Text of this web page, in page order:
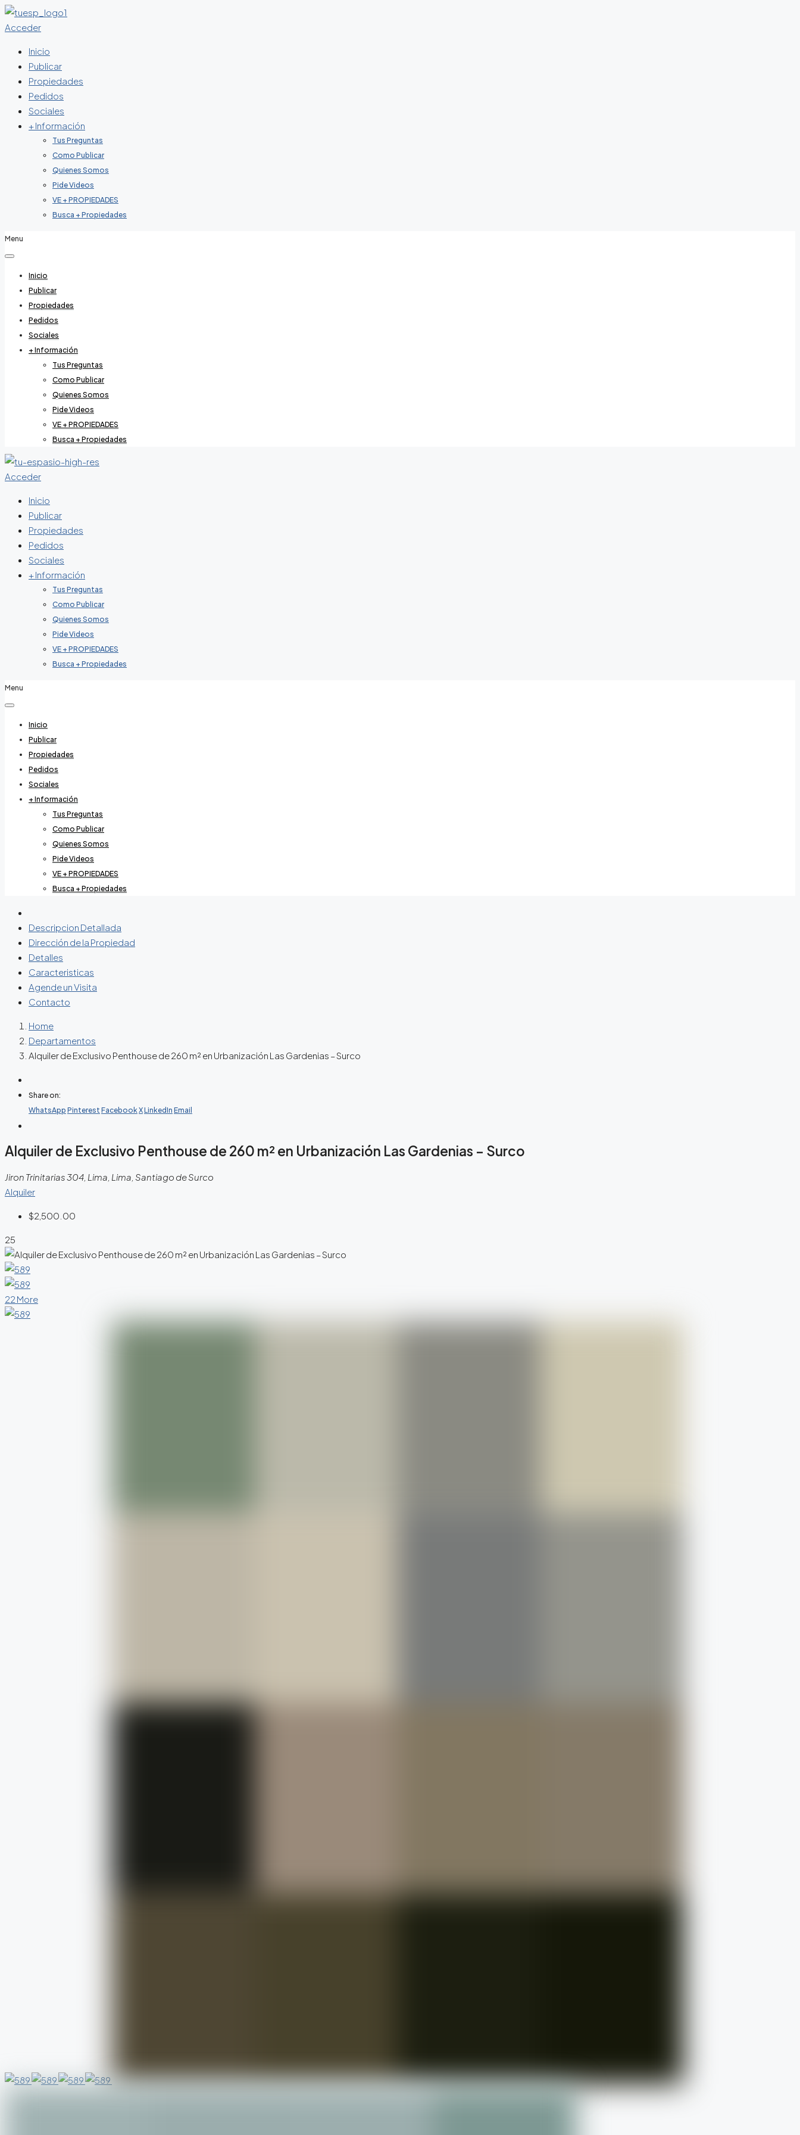
Acceder
Inicio
Publicar
Propiedades
Pedidos
Sociales
+ Información
Tus Preguntas
Como Publicar
Quienes Somos
Pide Videos
VE + PROPIEDADES
Busca + Propiedades
Menu
Inicio
Publicar
Propiedades
Pedidos
Sociales
+ Información
Tus Preguntas
Como Publicar
Quienes Somos
Pide Videos
VE + PROPIEDADES
Busca + Propiedades
Acceder
Inicio
Publicar
Propiedades
Pedidos
Sociales
+ Información
Tus Preguntas
Como Publicar
Quienes Somos
Pide Videos
VE + PROPIEDADES
Busca + Propiedades
Menu
Inicio
Publicar
Propiedades
Pedidos
Sociales
+ Información
Tus Preguntas
Como Publicar
Quienes Somos
Pide Videos
VE + PROPIEDADES
Busca + Propiedades
Descripcion Detallada
Dirección de la Propiedad
Detalles
Caracteristicas
Agende un Visita
Contacto
Home
Departamentos
Alquiler de Exclusivo Penthouse de 260 m² en Urbanización Las Gardenias – Surco
Share on:
WhatsApp Pinterest FacebookXLinkedIn Email
Alquiler de Exclusivo Penthouse de 260 m² en Urbanización Las Gardenias – Surco
Jiron Trinitarias 304, Lima, Lima, Santiago de Surco
Alquiler
$2,500.00
25
22 More